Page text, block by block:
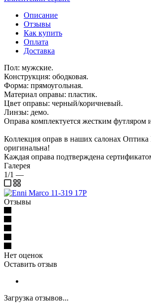
Описание
Отзывы
Как купить
Оплата
Доставка
Пол: мужские.
Конструкция: ободковая.
Форма: прямоугольная.
Материал оправы: пластик.
Цвет оправы: черный/коричневый.
Линзы: демо.
Оправа комплектуется жестким футляром
Коллекция оправ в наших салонах
оригинальна!
Каждая оправа подтверждена
Галерея
1/1 —
Отзывы
Нет оценок
Оставить отзыв
Загрузка отзывов...